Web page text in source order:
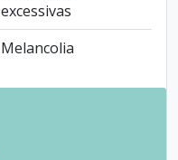
excessivas
Melancolia